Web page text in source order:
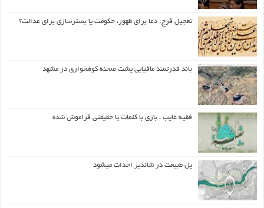
تعجیل فرج: دعا برای ظهور، حکومت یا بسترسازی برای عدالت؟
باند قدرتمند مافیایی پشت صحنه کوهخواری در مشهد
فقیه غایب ، بازی با کلمات یا حقیقتی فراموش شده
پل طبیعت در شاندیز احداث میشود